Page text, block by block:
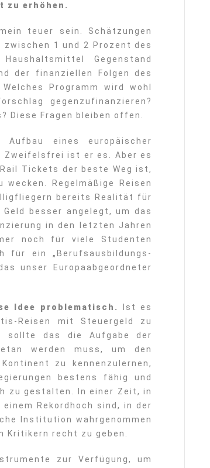
zu erhöhen.
teuer sein. Schätzungen
1 und 2 Prozent des
Gegenstand
der finanziellen Folgen des
Programm wird wohl
gegenzufinanzieren?
Diese Fragen bleiben offen.
eines europäischer
Zweifelsfrei ist er es. Aber es
Tickets der beste Weg ist,
Regelmäßige Reisen
bereits Realität für
besser angelegt, um das
in den letzten Jahren
noch für viele Studenten
für ein „Berufsausbildungs-
unser Europaabgeordneter
Idee problematisch.
Ist es
Reisen mit Steuergeld zu
sollte das die Aufgabe der
werden muss, um den
zu kennenzulernen,
bestens fähig und
zu gestalten. In einer Zeit, in
Rekordhoch sind, in der
Institution wahrgenommen
Kritikern recht zu geben.
zur Verfügung, um